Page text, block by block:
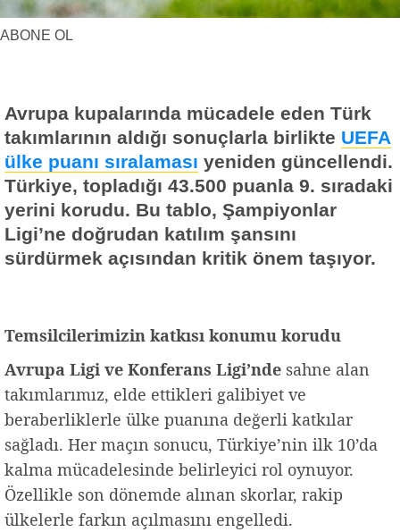
ABONE OL
Avrupa kupalarında mücadele eden Türk
takımlarının aldığı sonuçlarla birlikte UEFA
ülke puanı sıralaması yeniden güncellendi.
Türkiye, topladığı 43.500 puanla 9. sıradaki
yerini korudu. Bu tablo, Şampiyonlar
Ligi’ne doğrudan katılım şansını
sürdürmek açısından kritik önem taşıyor.
Temsilcilerimizin katkısı konumu korudu
Avrupa Ligi ve Konferans Ligi’nde sahne alan
takımlarımız, elde ettikleri galibiyet ve
beraberliklerle ülke puanına değerli katkılar
sağladı. Her maçın sonucu, Türkiye’nin ilk 10’da
kalma mücadelesinde belirleyici rol oynuyor.
Özellikle son dönemde alınan skorlar, rakip
ülkelerle farkın açılmasını engelledi.